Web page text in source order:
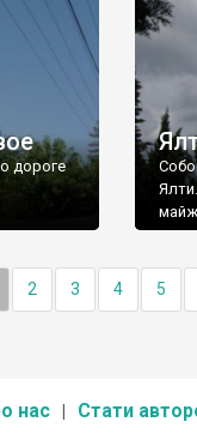
дороге
2 3 4 5
нас Стати